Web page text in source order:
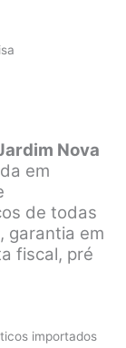
Nova
em
de todas
garantia em
fiscal, pré
importados